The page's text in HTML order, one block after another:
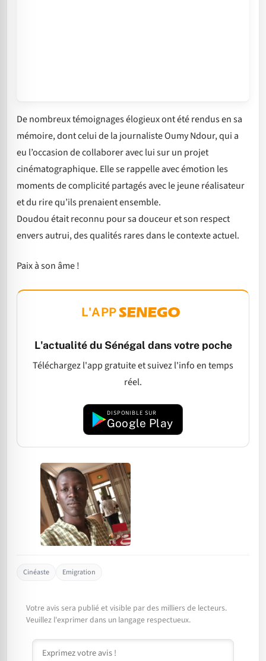
De nombreux témoignages élogieux ont été rendus en sa
mémoire, dont celui de la journaliste Oumy Ndour, qui a
eu l’occasion de collaborer avec lui sur un projet
cinématographique. Elle se rappelle avec émotion les
moments de complicité partagés avec le jeune réalisateur
et du rire qu’ils prenaient ensemble.
Doudou était reconnu pour sa douceur et son respect
envers autrui, des qualités rares dans le contexte actuel.
Paix à son âme !
L'APP
L'actualité du Sénégal dans votre poche
Téléchargez l'app gratuite et suivez l'info en temps
réel.
DISPONIBLE SUR
Google Play
Cinéaste Emigration
Votre avis sera publié et visible par des milliers de lecteurs.
Veuillez l'exprimer dans un langage respectueux.
Commentaire